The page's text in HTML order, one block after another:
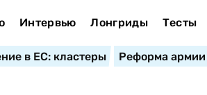
Интервью Лонгриды Тесты
в ЕС: кластеры Реформа армии